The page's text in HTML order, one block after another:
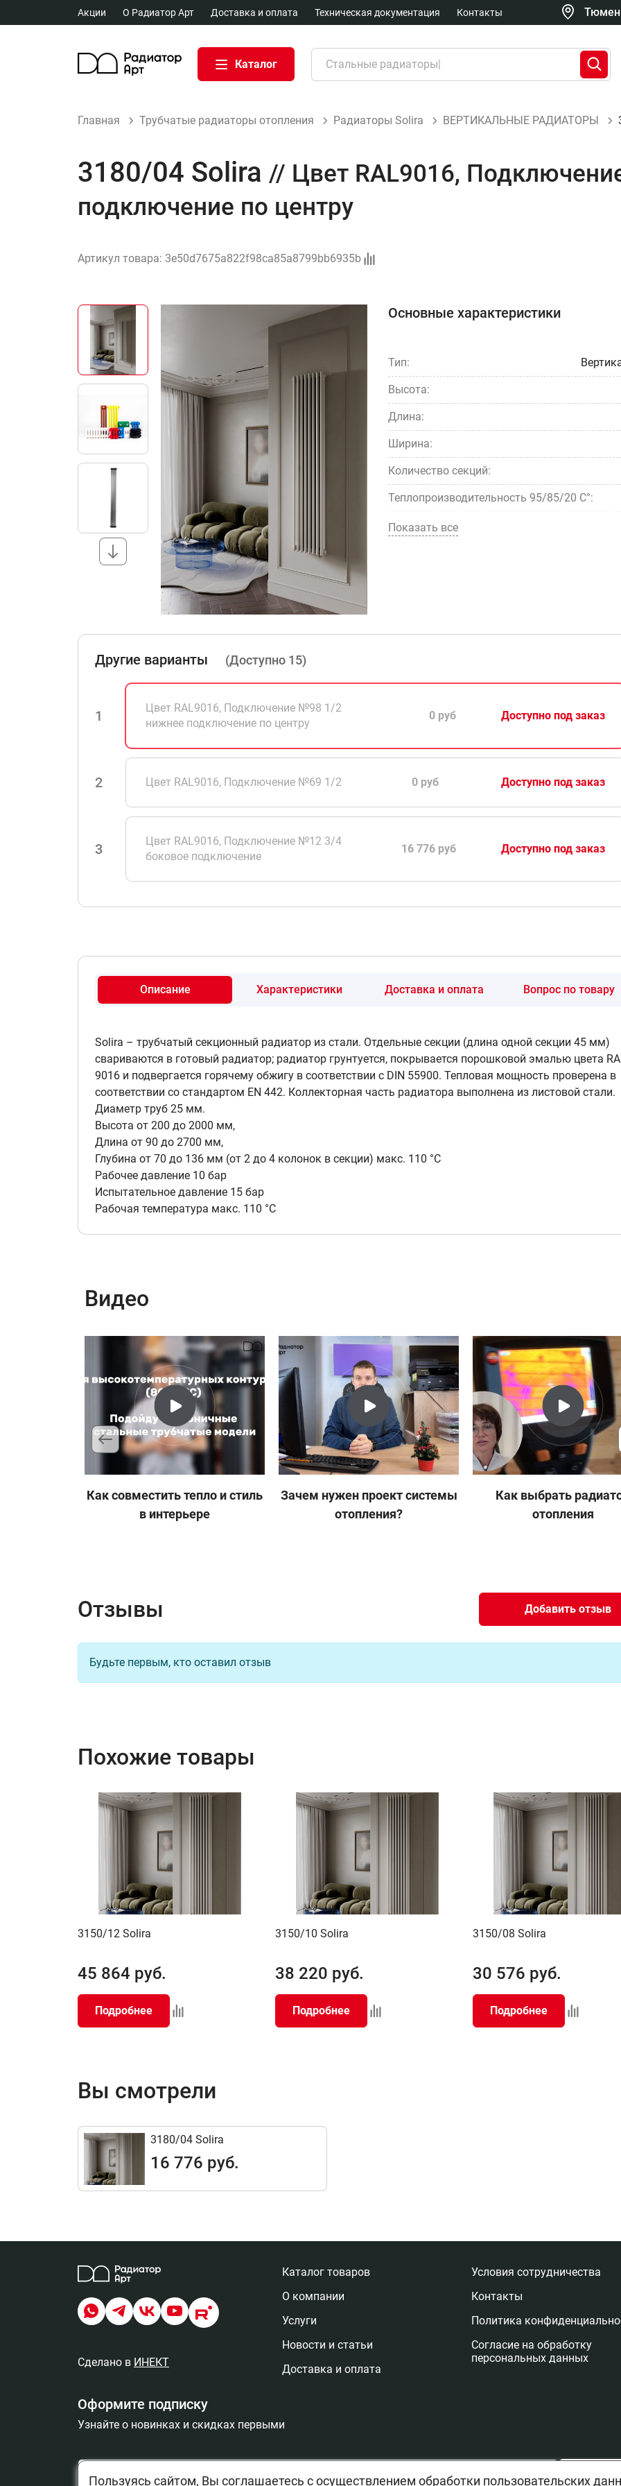
Акции О Радиатор Арт Доставка и оплата Техническая документация Контакты
Каталог
Главная Трубчатые радиаторы отопления Радиаторы Solira ВЕРТИКАЛЬНЫЕ РАДИАТОРЫ
3180/04 Solira // Цвет RAL9016,
подключение по центру
Артикул товара: 3e50d7675a822f98ca85a8799bb6935b
Основные характеристики
Тип:
Высота:
Длина:
Ширина:
Количество секций:
Теплопроизводительность 95/85/20 С°:
Теплопроизводительность 75/65/20 С°:
Показать все
Другие варианты (Доступно 15)
1
Цвет RAL9016, Подключение №98 1/2
нижнее подключение по центру
0 руб Доступно под заказ
2 Цвет RAL9016, Подключение №69 1/2 0 руб Доступно под заказ
3
Цвет RAL9016, Подключение №12 3/4
боковое подключение
16 776 руб Доступно под заказ
5
Цвет RAL9005, Подключение №12 3/4
боковое подключение
16 776 руб Доступно под заказ
6
Цвет RAL9005, Подключение №69 ТВВ
1/2 нижнее подключение
24 576 руб Есть в наличии
7
Цвет RAL+20%, Подключение №12 3/4
боковое подключение
Цвет RAL+20%, Подключение №69 ТВВ
9
Цвет RAL9016, Подключение №69 твв
1/2
24 276 руб Есть в наличии
Цвет RAL9005, Подключение №12 3/4 16 776 руб Доступно под заказ
Цвет RAL9005, Подключение №69 твв
1/2
14
Цвет RAL+20%, Подключение №69 твв
Цвет RAL 7037, Подключение №69 ТВВ 1/2
Описание Характеристики Доставка и оплата Вопрос по товару
Solira – трубчатый секционный радиатор из стали. Отдельные секции (длина одной секции 45 мм)
свариваются в готовый радиатор; радиатор грунтуется, покрывается порошковой эмалью цвета
9016 и подвергается горячему обжигу в соответствии с DIN 55900. Тепловая мощность проверена в
соответствии со стандартом EN 442. Коллекторная часть радиатора выполнена из листовой стали.
Диаметр труб 25 мм.
Высота от 200 до 2000 мм,
Длина от 90 до 2700 мм,
Глубина от 70 до 136 мм (от 2 до 4 колонок в секции) макс. 110 °С
Рабочее давление 10 бар
Испытательное давление 15 бар
Рабочая температура макс. 110 °С
Видео
Как совместить тепло и стиль
в интерьере
Зачем нужен проект системы
отопления?
Как выбрать
отопления
Отзывы Добавить отзыв
Будьте первым, кто оставил отзыв
Похожие товары
3150/12 Solira
45 864 руб.
Подробнее
3150/10 Solira
38 220 руб.
Подробнее
3150/08 Solira
30 576 руб.
Подробнее
Вы смотрели
3180/04 Solira
16 776 руб.
Сделано в ИНЕКТ
Каталог товаров
О компании
Услуги
Новости и статьи
Доставка и оплата
Условия сотрудничества
Контакты
Политика
Согласие на обработку
персональных данных
Оформите подписку
Узнайте о новинках и скидках первыми
Пользуясь сайтом, Вы соглашаетесь с осуществлением обработки пользовательских